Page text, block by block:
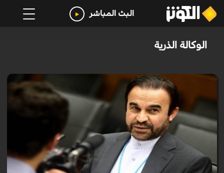
البث المباشر
الوكالة الذرية